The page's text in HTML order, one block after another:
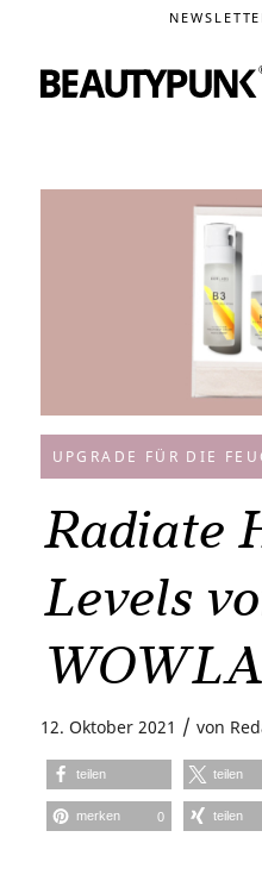
UPGRADE FÜR DIE
Radiate
Levels
12. Oktober 2021 / von
teilen teilen
merken 0 teilen